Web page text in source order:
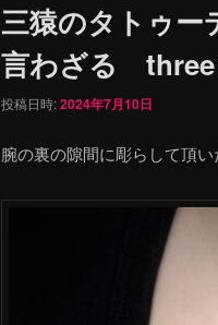
三猿のタトゥー
言わざる three
投稿日時:2024年7月10日
腕の裏の隙間に彫らして頂い